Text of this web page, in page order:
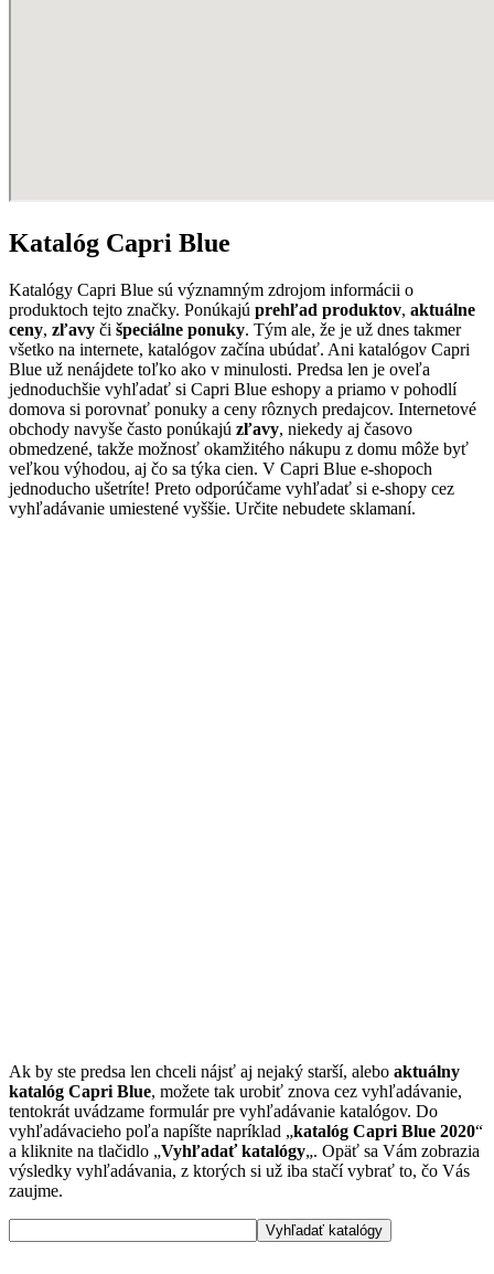
Katalóg Capri Blue
Katalógy Capri Blue sú významným zdrojom informácii o
produktoch tejto značky. Ponúkajú prehľad produktov, aktuálne
ceny, zľavy či špeciálne ponuky. Tým ale, že je už dnes takmer
všetko na internete, katalógov začína ubúdať. Ani katalógov Capri
Blue už nenájdete toľko ako v minulosti. Predsa len je oveľa
jednoduchšie vyhľadať si Capri Blue eshopy a priamo v pohodlí
domova si porovnať ponuky a ceny rôznych predajcov. Internetové
obchody navyše často ponúkajú zľavy, niekedy aj časovo
obmedzené, takže možnosť okamžitého nákupu z domu môže byť
veľkou výhodou, aj čo sa týka cien. V Capri Blue e-shopoch
jednoducho ušetríte! Preto odporúčame vyhľadať si e-shopy cez
vyhľadávanie umiestené vyššie. Určite nebudete sklamaní.
Ak by ste predsa len chceli nájsť aj nejaký starší, alebo aktuálny
katalóg Capri Blue, možete tak urobiť znova cez vyhľadávanie,
tentokrát uvádzame formulár pre vyhľadávanie katalógov. Do
vyhľadávacieho poľa napíšte napríklad „katalóg Capri Blue 2020“
a kliknite na tlačidlo „Vyhľadať katalógy„. Opäť sa Vám zobrazia
výsledky vyhľadávania, z ktorých si už iba stačí vybrať to, čo Vás
zaujme.